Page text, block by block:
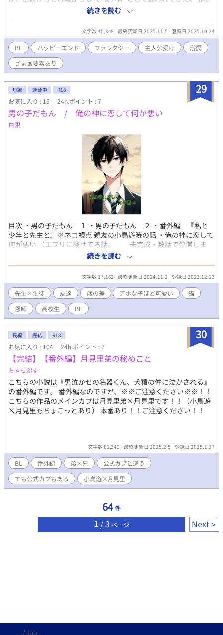
部屋。粗末な服と食事。 小さな窓から見える空と、白い小鳥、そ
して侍女ステラだけが彼の世界だった。 「僕は、そんなに可哀想
な人間じゃないよ？」 そう笑っていたルーカスの運命は、ある夜
突然、奴隷商に売られそうになることで大きく変わることにな
る。 ルーカスを救ったのは王国の第二王子ユリウスとその側近ラ
ドウィック。 屋敷の闇に隠された秘密、静かに息づく陰謀。独り
のルーカスを見守る白い小鳥。 いつか誰かに『愛しい』と思われ
たい。そう願っていたけど、まさかこんなに溺愛されるなんて！
不遇の少年が小さな屋根裏を飛び出し、大きな愛情を知るお話。
R18になるのは後半予定。
続きを読む
文字数 40,348 最終更新日 2025.11.5 登録日 2025.10.24
BL ハッピーエンド ファンタジー 主人公受け
溺愛
ざまぁ要素あり
29
短編 連載中 R18
お気に入り : 15 24h.ポイント : 7
男の子だもん / 俺の神に恋して何が悪い
白銀
目次 ・男の子だもん １ ・男の子だもん ２ ・番外編 『私と
少年と先生と』※ネコ視点 親友の小鳥遊暁の話 ・俺の神に恋して
何が悪い （エブリに載せてる話。 未完成・数話で停滞しま
す） ※『男の子だもん』 ～あらすじ～ 「馬鹿、それは恋だろ」
親友に思い切って相談した結果がこれである。 悩みを親友に相談
すると 「馬鹿、それは恋だろ』」っと言われる。 やっぱり、恋な
のか？ っと悩む高橋譲（ゆずる）が担任である青葉浩基（こう
き）に相談して…。 先生×生徒 ※ちょっと下ネタあり ※『俺の
神に恋して何が悪い』 男の子だもんのスピンオフ。 親友、小鳥遊
暁（あきら）の話。 ～あらすじ～ いつものようにつまらない日
常。昔に比べたらここは天国。なのに俺はいまだに過去に捕らわ
れたまま…。 ここに居ていいのだろうか。 何色にも染まっていな
い光の中に 異物のような俺。 そんな俺に、ここにいていいと言っ
たのは俺の神様。 その神に俺は恋している…。 警察官×高校生
※ちょっち暗めの話 ※イラストはAIを加工したものです
続きを読む
文字数 17,162 最終更新日 2024.11.2 登録日 2023.12.13
先生×生徒 友達 歳の差 アホな子ほど可愛い
猫
恩師
高校生 BL
30
長編 完結 R18
お気に入り : 104 24h.ポイント : 7
【完結】【番外編】月見里弟の秘めごと
ちゃっぷす
こちらの小説は『男泣かせの名器くん、犬猿の仲に泣かされる』
の番外編です。 番外編なのですが、※※ご注意ください※※！！
こちらの作品のメインカプは月見里弟×月見里です！！（小鳥遊
×月見里もちょこっとあり） 本番あり！！ご注意ください！！
文字数 61,349 最終更新日 2025.2.5 登録日 2025.1.17
BL 番外編 弟×兄
公式カプと違う
でも公式カプもある
小鳥遊×月見里
64 件
1 / 3 ページ Next